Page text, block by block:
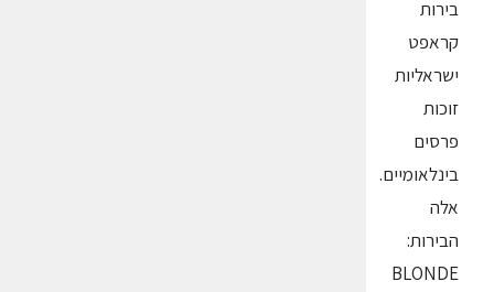
בירות
קראפט
ישראליות
זוכות
פרסים
בינלאומיים.
אלה
הבירות:
BLONDE